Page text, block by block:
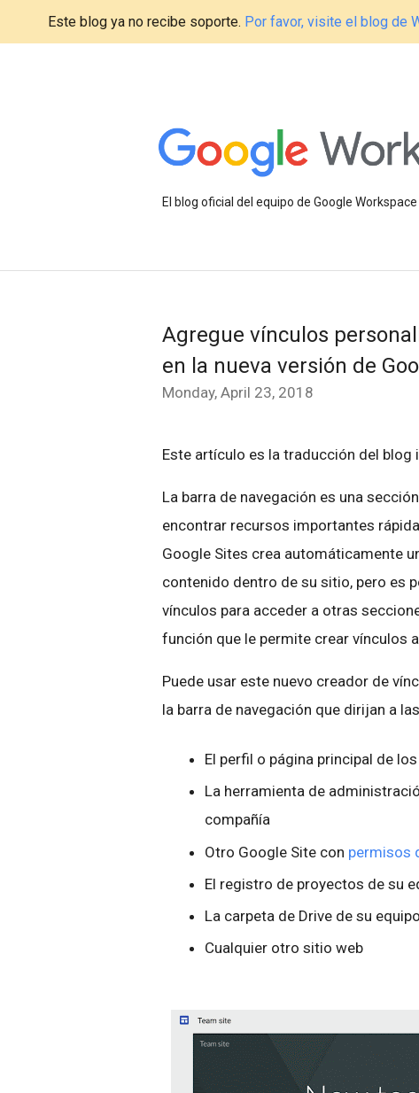
Este blog ya no recibe soporte. Por favor, visite el blog de
El blog oficial del equipo de Google
Agregue vínculos
en la nueva versión de
Monday, April 23, 2018
Este artículo es la traducción del blog
La barra de navegación es una
encontrar recursos importantes
Google Sites crea automáticamente
contenido dentro de su sitio, pero es
vínculos para acceder a otras
función que le permite crear vínculos
Puede usar este nuevo creador de
la barra de navegación que dirijan a
El perfil o página principal de
La herramienta de
compañía
Otro Google Site con permisos
El registro de proyectos de su
La carpeta de Drive de su equipo
Cualquier otro sitio web